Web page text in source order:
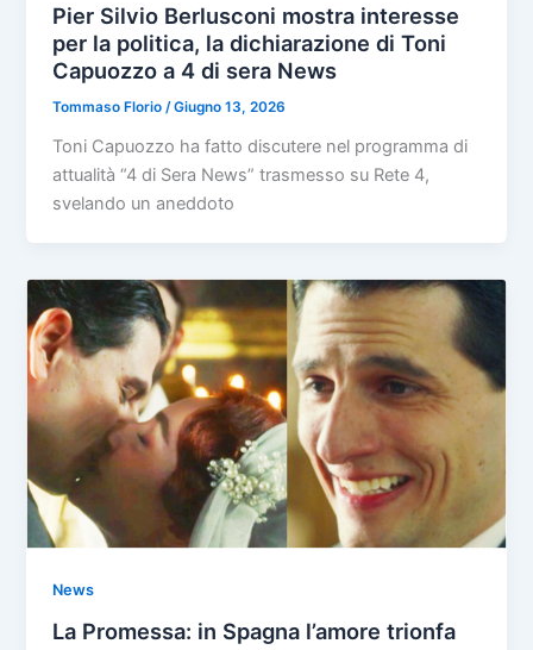
Pier Silvio Berlusconi mostra interesse
per la politica, la dichiarazione di Toni
Capuozzo a 4 di sera News
Tommaso Florio /Giugno 13, 2026
Toni Capuozzo ha fatto discutere nel programma di
attualità “4 di Sera News” trasmesso su Rete 4,
svelando un aneddoto
News
La Promessa: in Spagna l’amore trionfa